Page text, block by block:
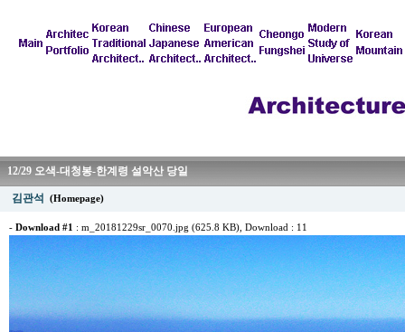
12/29 오색-대청봉-한계령 설악산 당일
김관석 (Homepage)
- Download #1 : m_20181229sr_0070.jpg (625.8 KB) , Download : 11